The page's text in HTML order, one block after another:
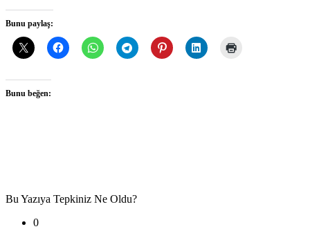
Bunu paylaş:
Bunu beğen:
Bu Yazıya Tepkiniz Ne Oldu?
0